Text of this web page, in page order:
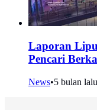
Laporan
Pencari
News•5 bulan lalu